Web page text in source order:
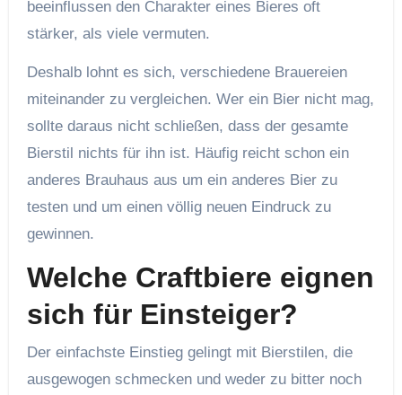
beeinflussen den Charakter eines Bieres oft
stärker, als viele vermuten.
Deshalb lohnt es sich, verschiedene Brauereien
miteinander zu vergleichen. Wer ein Bier nicht mag,
sollte daraus nicht schließen, dass der gesamte
Bierstil nichts für ihn ist. Häufig reicht schon ein
anderes Brauhaus aus um ein anderes Bier zu
testen und um einen völlig neuen Eindruck zu
gewinnen.
Welche Craftbiere eignen
sich für Einsteiger?
Der einfachste Einstieg gelingt mit Bierstilen, die
ausgewogen schmecken und weder zu bitter noch